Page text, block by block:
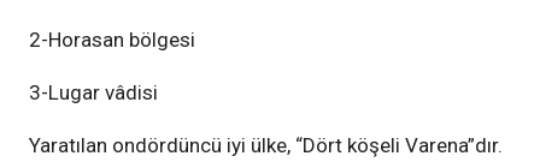
2-Horasan bölgesi
3-Lugar vâdisi
Yaratılan ondördüncü iyi ülke, “Dört köşeli Varena”dır.